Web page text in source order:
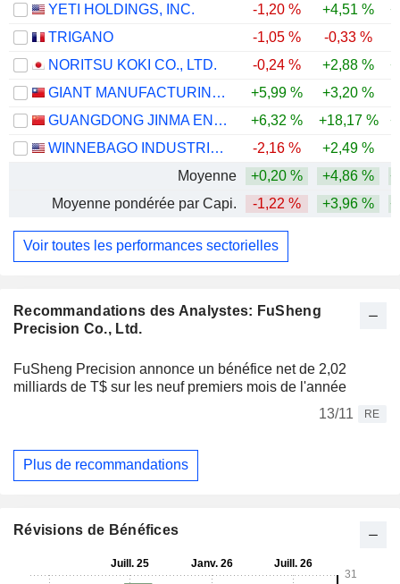
Recommandations des Analystes: FuSheng
Precision Co., Ltd.
FuSheng Precision annonce un bénéfice net de 2,02
milliards de T$ sur les neuf premiers mois de l'année
13/11
RE
Plus de recommandations
YETI HOLDINGS, INC.
-1,20 % +4,51 %
TRIGANO
-1,05 % -0,33 %
NORITSU KOKI CO., LTD.
-0,24 % +2,88 %
GIANT MANUFACTURING CO., LTD.
+5,99 % +3,20 %
GUANGDONG JINMA ENTERTAINMENT CORPORATION LIMITED
+6,32 % +18,17 %
WINNEBAGO INDUSTRIES, INC.
-2,16 % +2,49 %
Moyenne
+0,20 % +4,86 %
Moyenne pondérée par Capi.
-1,22 % +3,96 %
Voir toutes les performances sectorielles
Révisions de Bénéfices